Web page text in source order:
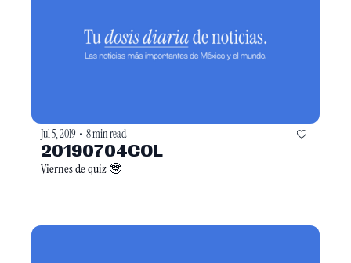
Jul 5, 2019 • 8 min read
20190704COL
Viernes de quiz 🤓